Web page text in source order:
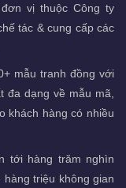
vị thuộc Công ty
tác & cung cấp các
mẫu tranh đồng với
đa dạng về mẫu mã,
khách hàng có nhiều
tới hàng trăm nghìn
triệu không gian